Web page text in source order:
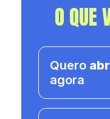
O QUE
Quero
agora